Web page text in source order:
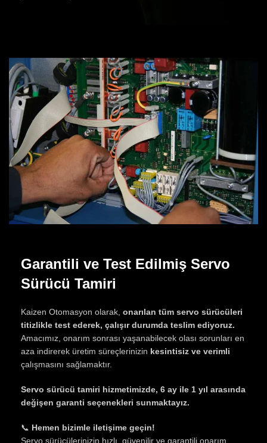
Garantili ve Test Edilmiş Servo
Sürücü Tamiri
Kaizen Otomasyon olarak, onarılan tüm servo sürücüleri
titizlikle test ederek, çalışır durumda teslim ediyoruz.
Amacımız, onarım sonrası yaşanabilecek olası sorunları en
aza indirerek üretim süreçlerinizin kesintisiz ve verimli
çalışmasını sağlamaktır.
Servo sürücü tamiri hizmetimizde, 6 ay ile 1 yıl arasında
değişen garanti seçenekleri sunmaktayız.
📞 Hemen bizimle iletişime geçin!
Servo sürücülerinizin hızlı, güvenilir ve garantili onarım